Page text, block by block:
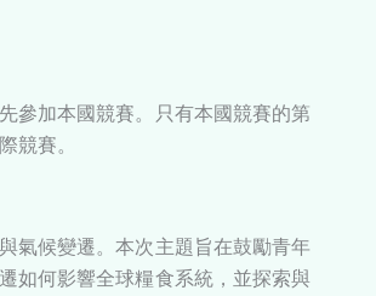
參加本國競賽。只有本國競賽的第
競賽。
氣候變遷。本次主題旨在鼓勵青年
如何影響全球糧食系統，並探索與